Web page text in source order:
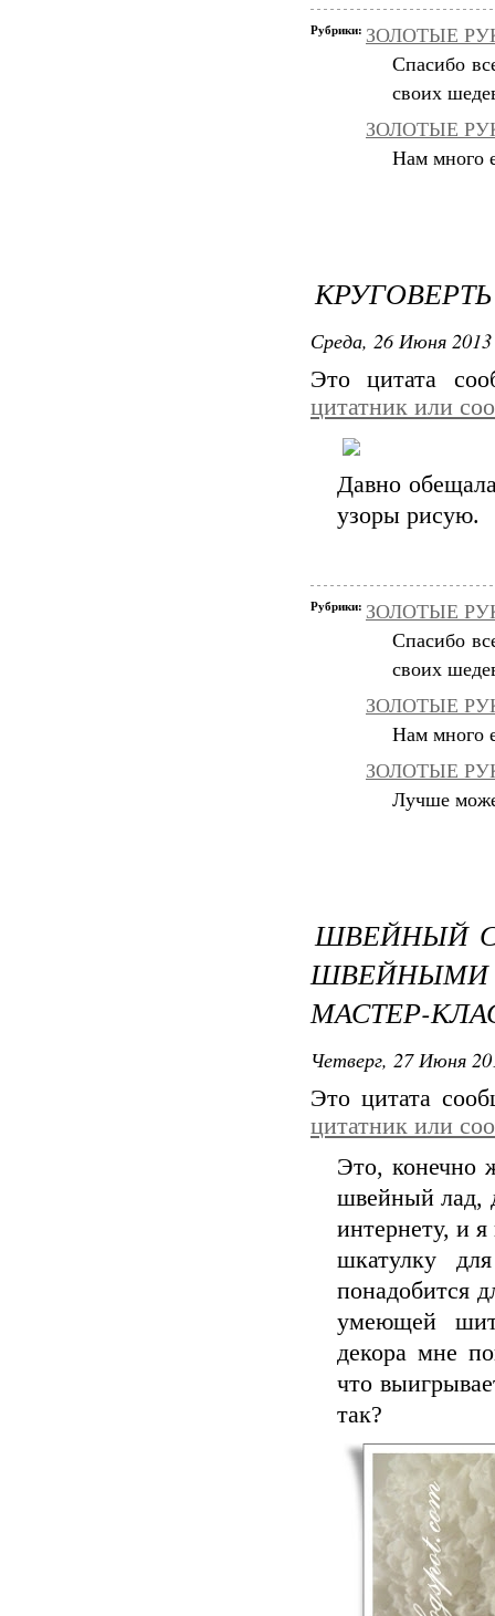
Рубрики: ЗОЛОТЫЕ
Спасибо
своих
ЗОЛОТЫЕ
Нам много
КРУГОВЕРТЬ
Среда, 26 Июня
Это цитата
цитатник или
Давно
узоры рисую.
Рубрики: ЗОЛОТЫЕ
Спасибо
своих
ЗОЛОТЫЕ
Нам много
ЗОЛОТЫЕ
Лучше
ШВЕЙНЫЙ
МАСТЕР-
Четверг, 27 Июня
Это цитата
цитатник или
Это, конечно
швейный лад,
интернету, и
шкатулку
понадобится
умеющей
декора мне
что
так?